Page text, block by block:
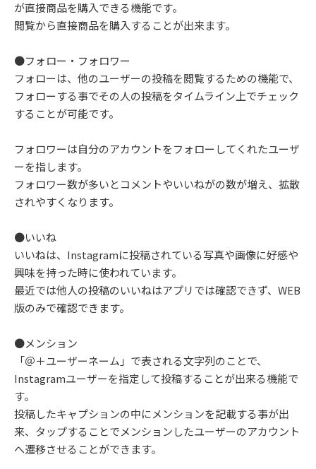
が直接商品を購入できる機能です。
閲覧から直接商品を購入することが出来ます。
●フォロー・フォロワー
フォローは、他のユーザーの投稿を閲覧するための機能で、
フォローする事でその人の投稿をタイムライン上でチェック
することが可能です。
フォロワーは自分のアカウントをフォローしてくれたユーザ
ーを指します。
フォロワー数が多いとコメントやいいねがの数が増え、拡散
されやすくなります。
●いいね
いいねは、Instagramに投稿されている写真や画像に好感や
興味を持った時に使われています。
最近では他人の投稿のいいねはアプリでは確認できず、WEB
版のみで確認できます。
●メンション
「＠＋ユーザーネーム」で表される文字列のことで、
Instagramユーザーを指定して投稿することが出来る機能で
す。
投稿したキャプションの中にメンションを記載する事が出
来、タップすることでメンションしたユーザーのアカウント
へ遷移させることができます。